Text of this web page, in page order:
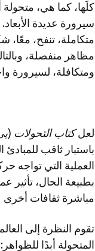
كلِّها، كما هي، متحولة
سيرورة عديدة
متكاملة، تنفح، معًا،
مظاهر منفصلة،
ومتكافلة، لسيرورة
لعلكتاب التحولات (
باستبار ثاقب للمبادئ
العملية التي تواجه
بطبيعة الحال، تأثير
مباشرة ثقافات أخرى
تقوم النظرة إلى
المتحولة أبدًا